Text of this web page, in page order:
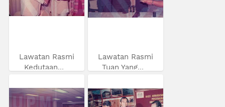
Lawatan Rasmi
Kedutaan...
Lawatan Rasmi
Tuan Yang...